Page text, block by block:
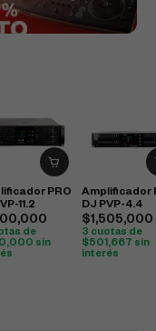
PRO
11.2
de
sin
Amplificador
DJ PVP-4.4
$1,505,000
3 cuotas de
$501,667 sin
interés